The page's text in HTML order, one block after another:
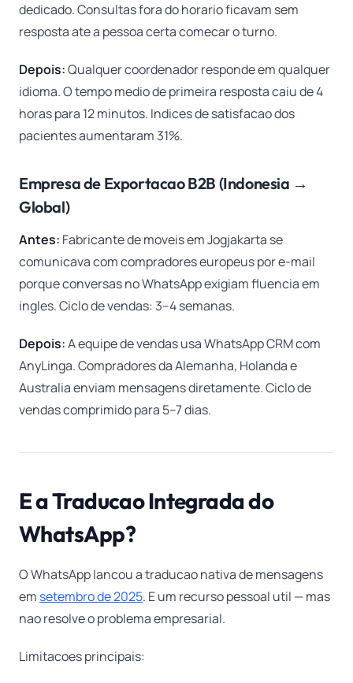
dedicado. Consultas fora do horario ficavam sem
resposta ate a pessoa certa comecar o turno.
Depois:Qualquer coordenador responde em qualquer
idioma. O tempo medio de primeira resposta caiu de 4
horas para 12 minutos. Indices de satisfacao dos
pacientes aumentaram 31%.
Empresa de Exportacao B2B (Indonesia →
Global)
Antes: Fabricante de moveis em Jogjakarta se
comunicava com compradores europeus por e-mail
porque conversas no WhatsApp exigiam fluencia em
ingles. Ciclo de vendas: 3–4 semanas.
Depois:A equipe de vendas usa WhatsApp CRM com
AnyLinga. Compradores da Alemanha, Holanda e
Australia enviam mensagens diretamente. Ciclo de
vendas comprimido para 5–7 dias.
E a Traducao Integrada do
WhatsApp?
O WhatsApp lancou a traducao nativa de mensagens
em setembro de 2025. E um recurso pessoal util — mas
nao resolve o problema empresarial.
Limitacoes principais: